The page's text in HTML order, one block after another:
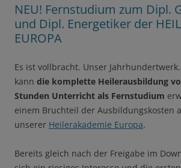
NEU! Fernstudium zum Dipl.
und Dipl. Energetiker der
EUROPA
Es ist vollbracht. Unser
kann die komplette Heilerausbildung
Stunden Unterricht als Fernstudium
einem Bruchteil der Ausbildungskosten
unserer Heilerakademie Europa.
Bereits gleich nach der Freigabe im